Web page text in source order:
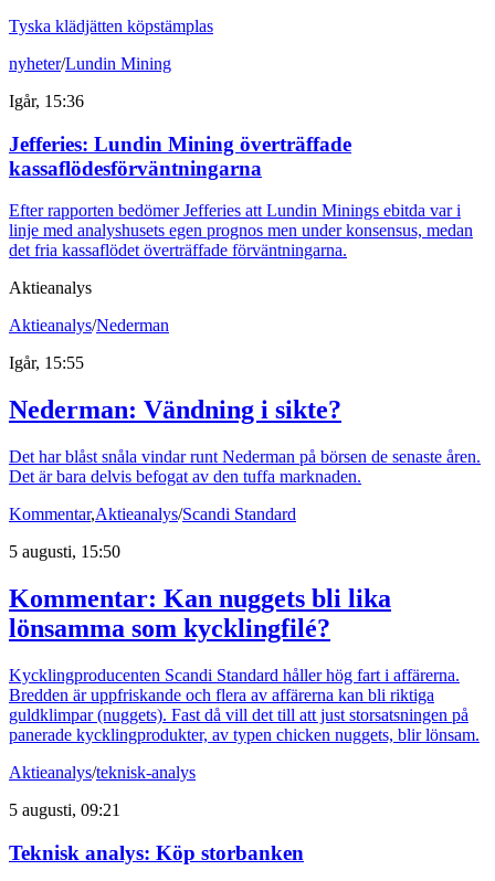
Tyska klädjätten köpstämplas
nyheter/Lundin Mining
Igår, 15:36
Jefferies: Lundin Mining överträffade
kassaflödesförväntningarna
Efter rapporten bedömer Jefferies att Lundin Minings ebitda var i
linje med analyshusets egen prognos men under konsensus, medan
det fria kassaflödet överträffade förväntningarna.
Aktieanalys
Aktieanalys/Nederman
Igår, 15:55
Nederman: Vändning i sikte?
Det har blåst snåla vindar runt Nederman på börsen de senaste åren.
Det är bara delvis befogat av den tuffa marknaden.
Kommentar,Aktieanalys/Scandi Standard
5 augusti, 15:50
Kommentar: Kan nuggets bli lika
lönsamma som kycklingfilé?
Kycklingproducenten Scandi Standard håller hög fart i affärerna.
Bredden är uppfriskande och flera av affärerna kan bli riktiga
guldklimpar (nuggets). Fast då vill det till att just storsatsningen på
panerade kycklingprodukter, av typen chicken nuggets, blir lönsam.
Aktieanalys/teknisk-analys
5 augusti, 09:21
Teknisk analys: Köp storbanken